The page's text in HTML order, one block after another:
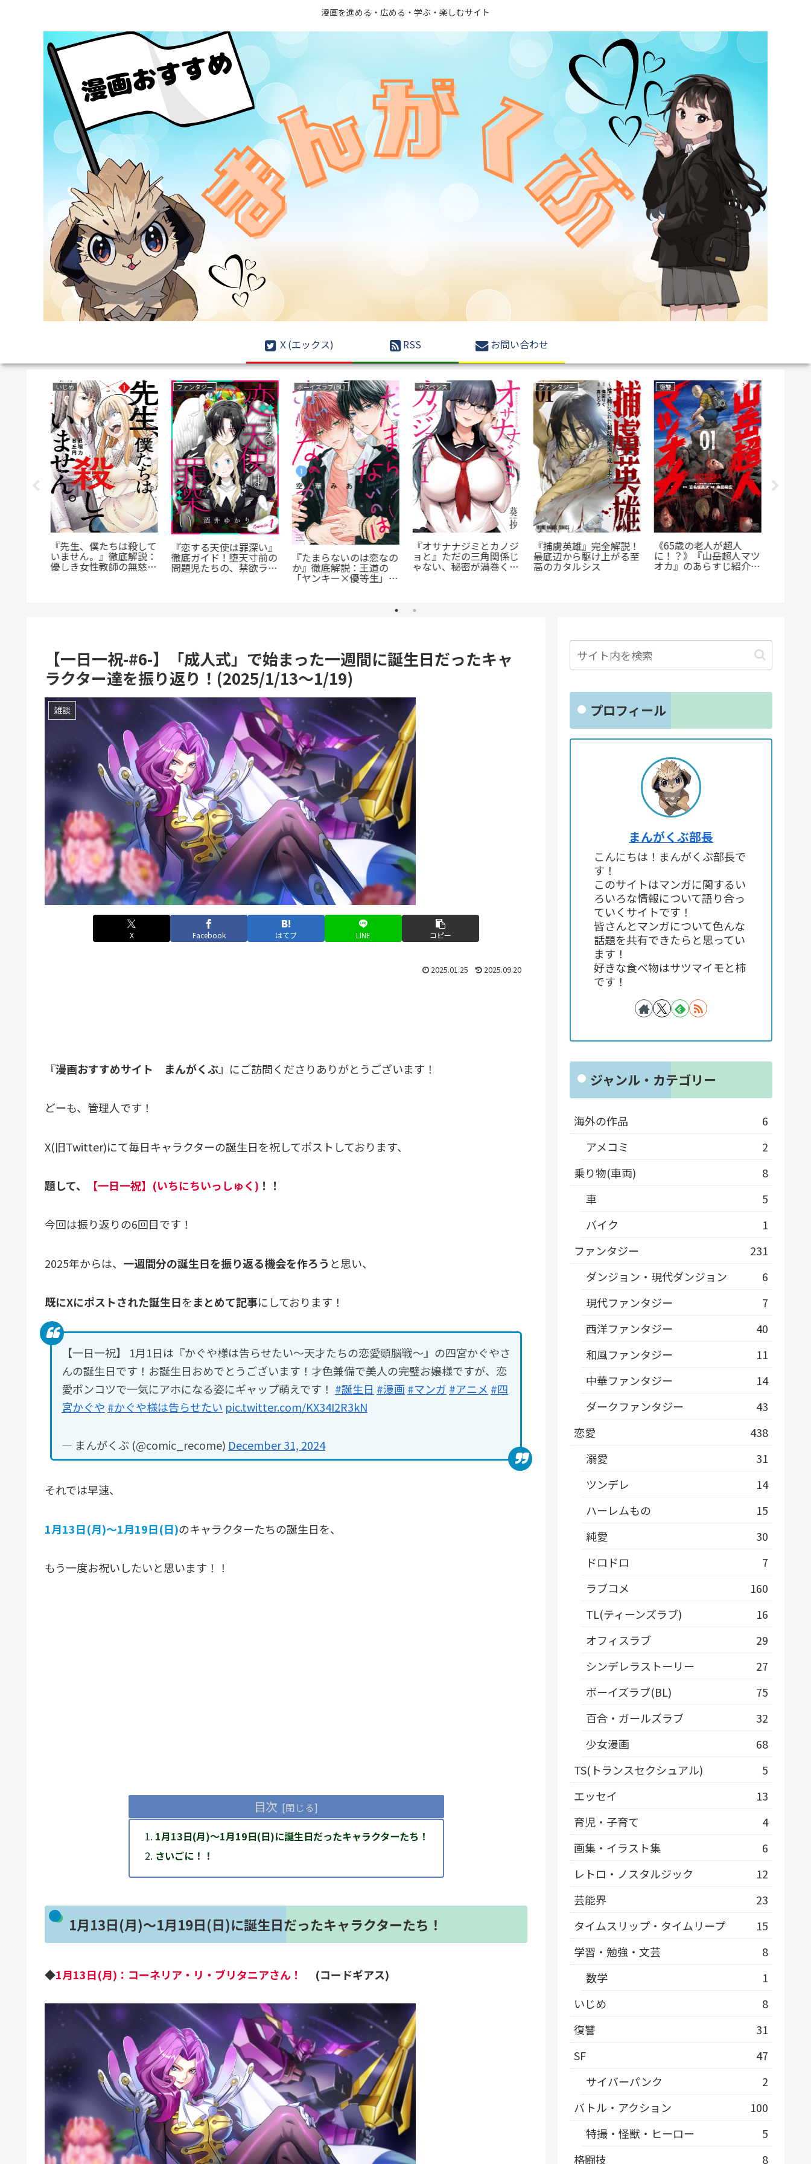
漫画を進める・広める・学ぶ・楽しむサイト
Ｘ(エックス) RSS お問い合わせ
いじめ
『先生、僕たちは殺して
いません。』徹底解説：
優しき女性教師の無慈悲
な復讐劇
ファンタジー
『恋する天使は罪深い』
徹底ガイド！堕天寸前の
問題児たちの、禁欲ラブ
コメが罪深すぎる
ボーイズラブ(BL)
『たまらないのは恋なの
か』徹底解説：王道の
「ヤンキー×優等生」が
サスペンス
『オサナナジミとカノジ
ョと』ただの三角関係じ
ゃない、秘密が渦巻くセ
クシーサスペンスの魅力
ファンタジー
『捕虜英雄』完全解説！
最底辺から駆け上がる至
高のカタルシス
復讐
《65歳の老人が超人
に！？》『山岳超人マツ
オカ』のあらすじ紹介：
【一日一祝-#6-】「成人式」で始まった一週間に誕生日だったキャ
ラクター達を振り返り！(2025/1/13～1/19)
雑談
X Facebook はてブ LINE コピー
2025.01.25 2025.09.20
『漫画おすすめサイト まんがくぶ』にご訪問くださりありがとうございます！
どーも、管理人です！
X(旧Twitter)にて毎日キャラクターの誕生日を祝してポストしております、
題して、 【一日一祝】(いちにちいっしゅく) ！！
今回は振り返りの6回目です！
2025年からは、 一週間分の誕生日を振り返る機会を作ろう と思い、
既にXにポストされた誕生日をまとめて記事にしております！
【一日一祝】 1月1日は『かぐや様は告らせたい～天才たちの恋愛頭脳戦～』の四宮かぐやさ
んの誕生日です！お誕生日おめでとうございます！才色兼備で美人の完璧お嬢様ですが、恋
愛ポンコツで一気にアホになる姿にギャップ萌えです！ #誕生日 #漫画 #マンガ #アニメ #四
宮かぐや #かぐや様は告らせたい pic.twitter.com/KX34I2R3kN
— まんがくぶ (@comic_recome) December 31, 2024
それでは早速、
1月13日(月)～1月19日(日)のキャラクターたちの誕生日を、
もう一度お祝いしたいと思います！！
目次
1月13日(月)～1月19日(日)に誕生日だったキャラクターたち！
さいごに！！
1月13日(月)～1月19日(日)に誕生日だったキャラクターたち！
◆1月13日(月)：コーネリア・リ・ブリタニアさん！ (コードギアス)
プロフィール
まんがくぶ部長
こんにちは！まんがくぶ部長で
す！
このサイトはマンガに関するい
ろいろな情報について語り合っ
ていくサイトです！
皆さんとマンガについて色んな
話題を共有できたらと思ってい
ます！
好きな食べ物はサツマイモと柿
です！
ジャンル・カテゴリー
海外の作品
6
アメコミ
2
乗り物(車両)
8
車
5
バイク
1
ファンタジー
231
ダンジョン・現代ダンジョン
6
現代ファンタジー
7
西洋ファンタジー
40
和風ファンタジー
11
中華ファンタジー
14
ダークファンタジー
43
恋愛
438
溺愛
31
ツンデレ
14
ハーレムもの
15
純愛
30
ドロドロ
7
ラブコメ
160
TL(ティーンズラブ)
16
オフィスラブ
29
シンデレラストーリー
27
ボーイズラブ(BL)
75
百合・ガールズラブ
32
少女漫画
68
TS(トランスセクシュアル)
5
エッセイ
13
育児・子育て
4
画集・イラスト集
6
レトロ・ノスタルジック
12
芸能界
23
タイムスリップ・タイムリープ
15
学習・勉強・文芸
8
数学
1
いじめ
8
復讐
31
SF
47
サイバーパンク
2
バトル・アクション
100
特撮・怪獣・ヒーロー
5
格闘技
8